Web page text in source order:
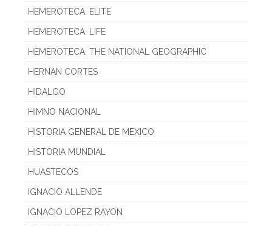
HEMEROTECA. ELITE
HEMEROTECA. LIFE
HEMEROTECA. THE NATIONAL GEOGRAPHIC
HERNAN CORTES
HIDALGO
HIMNO NACIONAL
HISTORIA GENERAL DE MEXICO
HISTORIA MUNDIAL
HUASTECOS
IGNACIO ALLENDE
IGNACIO LOPEZ RAYON